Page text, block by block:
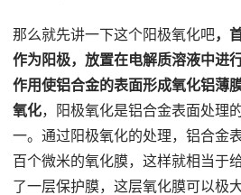
那么就先讲一下这个阳极氧化吧，
作为阳极，放置在电解质溶液中进
作用使铝合金的表面形成氧化铝薄
氧化，阳极氧化是铝合金表面处理
一。通过阳极氧化的处理，铝合金
百个微米的氧化膜，这样就相当于
了一层保护膜，这层氧化膜可以极